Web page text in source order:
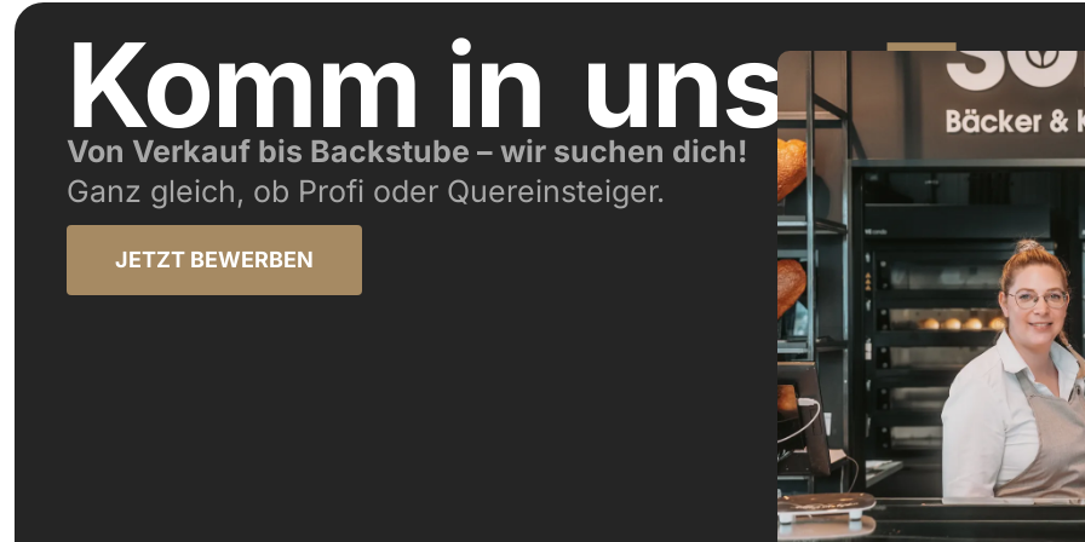
Von Verkauf bis Backstube – wir suchen dich!
Ganz gleich, ob Profi oder Quereinsteiger.
JETZT BEWERBEN
Komm in unser